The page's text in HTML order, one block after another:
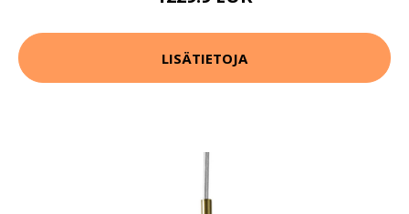
LISÄTIETOJA